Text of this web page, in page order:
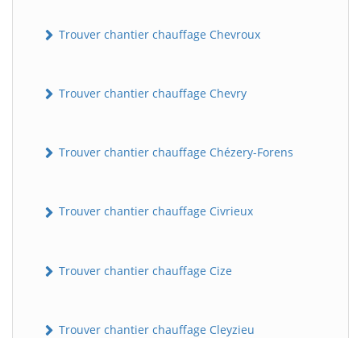
Trouver chantier chauffage Chevroux
Trouver chantier chauffage Chevry
Trouver chantier chauffage Chézery-Forens
Trouver chantier chauffage Civrieux
Trouver chantier chauffage Cize
Trouver chantier chauffage Cleyzieu